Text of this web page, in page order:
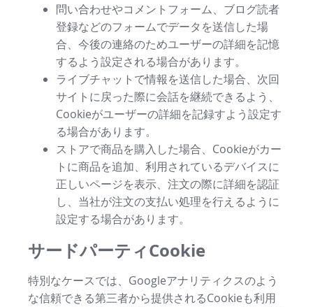
問い合わせやコメントフォーム、ブログ読者
登録などのフォームでデータを送信した場
合、今後の連絡のためユーザーの詳細を記憶
するよう設定される場合があります。
ライブチャットで情報を送信した場合、次回
サイトに戻った際に会話を継続できるよう、
Cookieがユーザーの詳細を記録すよう設定す
る場合があります。
ストアで商品を購入した場合、Cookieがカー
トに商品を追加、利用されているデバイスに
正しいページを表示、注文の際に詳細を認証
し、当社が注文の支払い処理を行えるように
設定する場合があります。
サードパーティCookie
特別なケースでは、Googleアナリティクスのよう
な信頼できる第三者から提供されるCookieも利用